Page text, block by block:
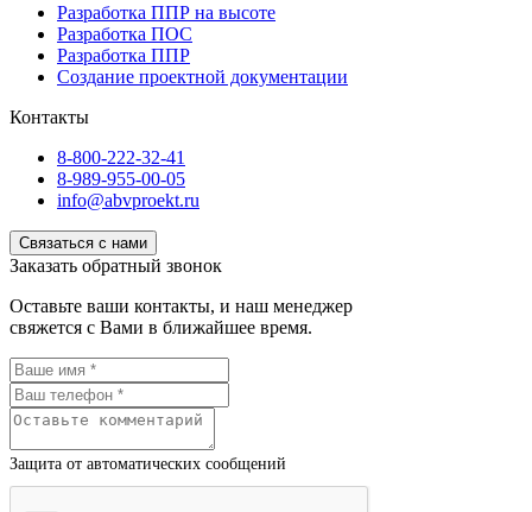
Разработка ППР на высоте
Разработка ПОС
Разработка ППР
Создание проектной документации
Контакты
8-800-222-32-41
8-989-955-00-05
info@abvproekt.ru
Связаться с нами
Заказать обратный звонок
Оставьте ваши контакты, и наш менеджер
свяжется с Вами в ближайшее время.
Защита от автоматических сообщений